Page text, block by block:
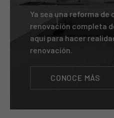
Ya sea una reforma de
renovación completa
aquí para hacer
renovación.
CONOCE MÁS